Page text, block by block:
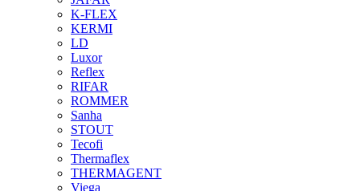
K-FLEX
KERMI
LD
Luxor
Reflex
RIFAR
ROMMER
Sanha
STOUT
Tecofi
Thermaflex
THERMAGENT
Viega